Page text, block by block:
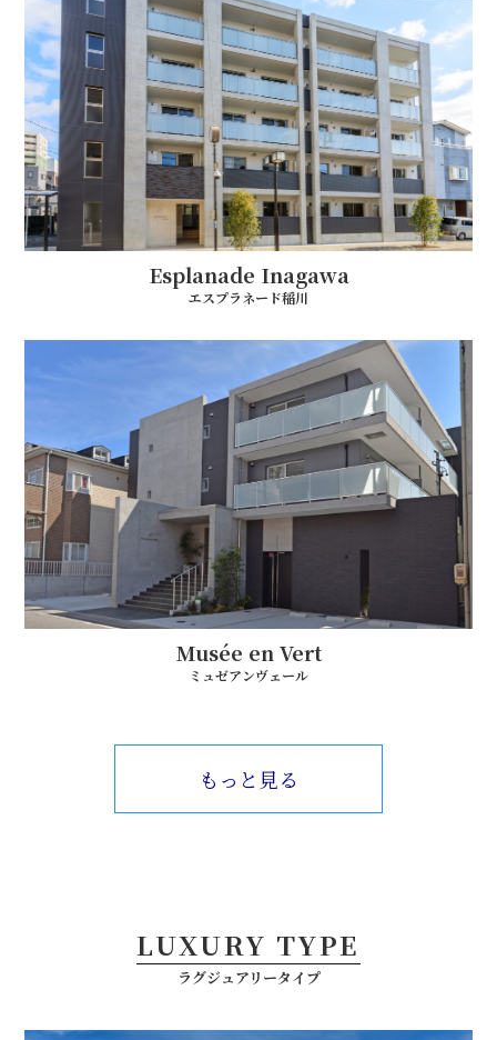
Esplanade Inagawa
エスプラネード稲川
Musée en Vert
ミュゼアンヴェール
もっと見る
EsplanedeⅡLUXURY TYPE
ラグジュアリータイプ